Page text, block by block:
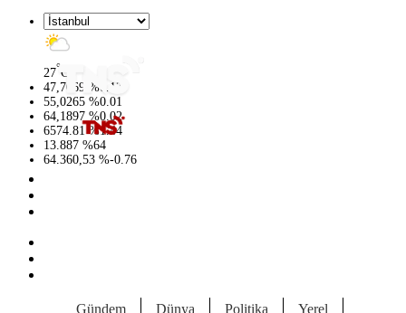
27°C
47,7069 %0.17
55,0265 %0.01
64,1897 %0.02
6574.81 %1.44
13.887 %64
64.360,53 %-0.76
Gündem Dünya Politika Yerel